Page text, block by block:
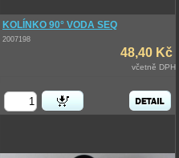
KOLÍNKO 90° VODA SEQ
2007198
48,40 Kč
včetně DPH